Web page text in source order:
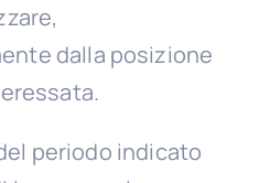
dalla posizione
periodo indicato